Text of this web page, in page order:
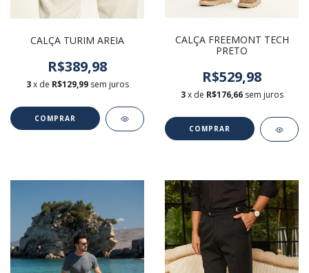
CALÇA TURIM AREIA
R$389,98
3 x de R$129,99 sem juros
COMPRAR
CALÇA FREEMONT TECH
PRETO
R$529,98
3 x de R$176,66 sem juros
COMPRAR